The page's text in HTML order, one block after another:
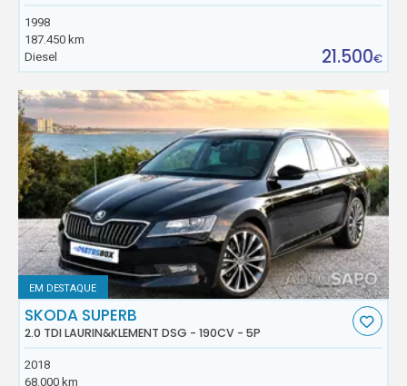
1998
187.450 km
Diesel
21.500€
EM DESTAQUE
SKODA SUPERB
2.0 TDI LAURIN&KLEMENT DSG - 190CV - 5P
2018
68.000 km